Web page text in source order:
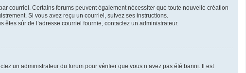
courriel. Certains forums peuvent également nécessiter que toute nouvelle création
Si vous avez reçu un courriel, suivez ses instructions.
sûr de l’adresse courriel fournie, contactez un administrateur.
un administrateur du forum pour vérifier que vous n’avez pas été banni. Il est